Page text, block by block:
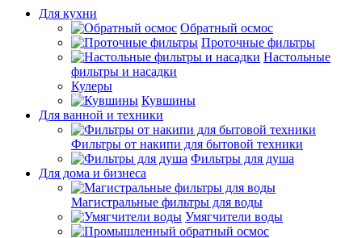
Для кухни
Обратный осмос
Проточные фильтры
Настольные
фильтры и насадки
Кулеры
Кувшины
Для ванной и техники
Фильтры от накипи для бытовой техники
Фильтры для душа
Для дома и бизнеса
Магистральные фильтры для воды
Умягчители воды